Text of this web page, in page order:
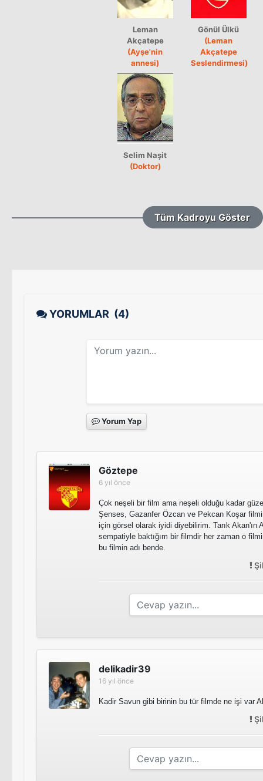
Leman
Akçatepe
(Ayşe'nin
annesi)
Gönül Ülkü
(Leman
Akçatepe
Seslendirmesi)
Selim Naşit
(Doktor)
Tüm Kadroyu Göster
YORUMLAR (4)
Yorum Yap
Göztepe
6 yıl önce
Çok neşeli bir film ama neşeli olduğu kadar
Şenses, Gazanfer Özcan ve Pekcan Koşar
için görsel olarak iyidi diyebilirim. Tarık Akan'ın
sempatiyle baktığım bir filmdir her zaman o
bu filmin adı bende.
delikadir39
16 yıl önce
Kadir Savun gibi birinin bu tür filmde ne işi var